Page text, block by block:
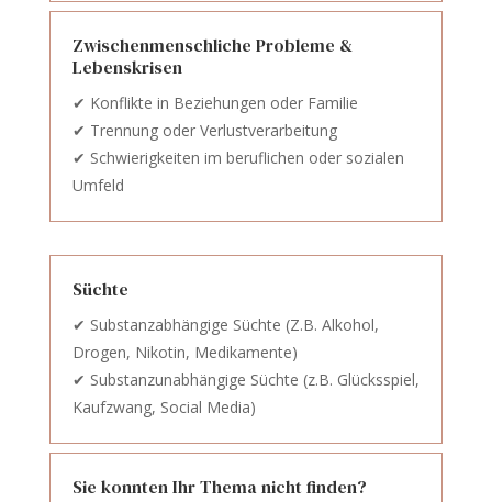
Zwischenmenschliche Probleme &
Lebenskrisen
✔ Konflikte in Beziehungen oder Familie
✔ Trennung oder Verlustverarbeitung
✔ Schwierigkeiten im beruflichen oder sozialen
Umfeld
Süchte
✔ Substanzabhängige Süchte (Z.B. Alkohol,
Drogen, Nikotin, Medikamente)
✔ Substanzunabhängige Süchte (z.B. Glücksspiel,
Kaufzwang, Social Media)
Sie konnten Ihr Thema nicht finden?